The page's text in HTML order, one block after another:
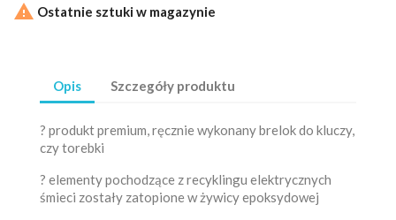
 Ostatnie sztuki w magazynie
Opis Szczegóły produktu
? produkt premium, ręcznie wykonany brelok do kluczy,
czy torebki
? elementy pochodzące z recyklingu elektrycznych
śmieci zostały zatopione w żywicy epoksydowej